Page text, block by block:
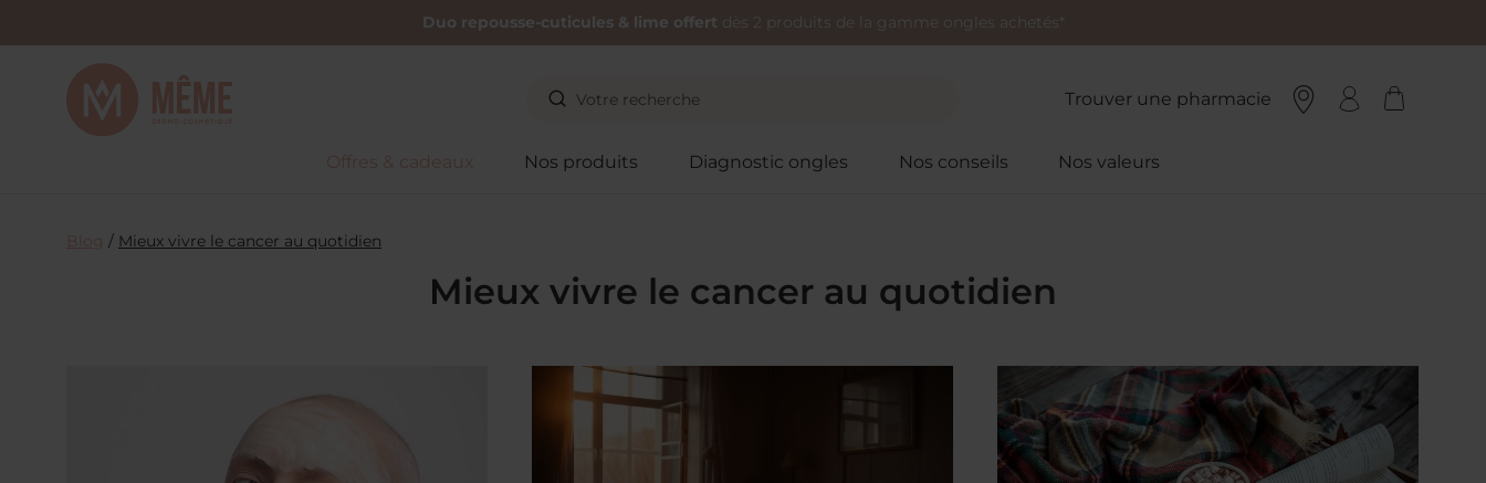
Duo repousse-cuticules & lime offert dès 2 produits de la gamme ongles achetés*
Trouver une pharmacie
Offres & cadeaux Nos produits Diagnostic ongles Nos conseils Nos valeurs
Blog / Mieux vivre le cancer au quotidien
Mieux vivre le cancer au quotidien